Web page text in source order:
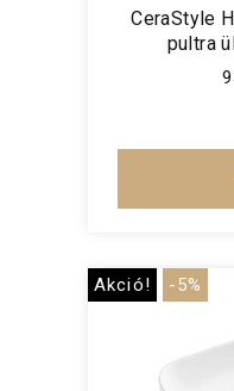
CeraStyle
pultra
Akció! -5%